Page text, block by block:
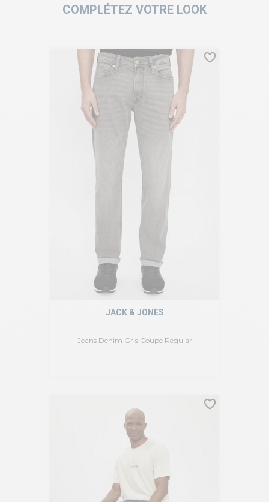
COMPLÉTEZ VOTRE LOOK
Jeans Denim Gris Coupe Regular
JACK & JONES